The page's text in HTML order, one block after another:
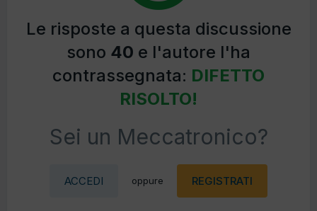
Le risposte a questa discussione
sono 40 e l'autore l'ha
contrassegnata: DIFETTO
RISOLTO!
Sei un Meccatronico?
ACCEDI oppure REGISTRATI